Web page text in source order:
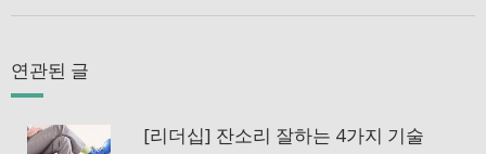
연관된 글
[리더십] 잔소리 잘하는 4가지 기술